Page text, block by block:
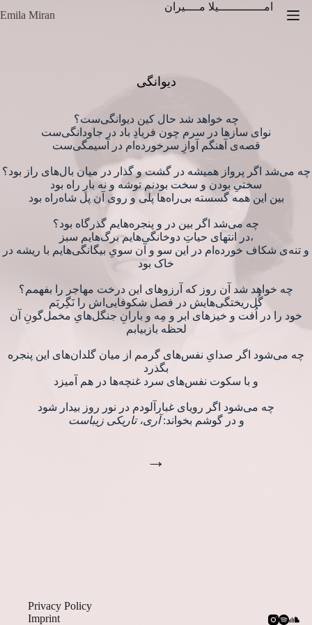
Inhalt
Emila Miran
امـــــــــــــیلا مــــیران
چه خواهد شد حال کین دیوانگی‌ست؟
نوای سازها در سرم چون فریادِ باد در جاودانگی‌ست
قصه‌ی آهنگم آوازِ سرخورده‌ام در آسیمگی‌ست
چه می‌شد اگر پرواز همیشه در گشت و گذار در میان بال‌های راز بود؟
سختیِ بودن و سخت بودنم توشه‌ و نه بارِ راه بود
بین این همه گسسته بی‌راه‌ها پلی و روی آن پل شاه‌راه بود
چه می‌شد اگر بین در و پنجره‌هایم گذرگاه بود؟
در انتهای حیاتِ دوخانگی‌هایم برگ‌هایم سبز،
و تنه‌ی شکاف خورده‌ام در این سو و آن سویِ بیگانگی‌هایم با ریشه در
خاک بود
چه خواهد شد آن روز که آرزوهای این درخت مهاجر را بفهمم؟
گُل‌ریختگی‌هایش در فصل شکوفایی‌اش را نَگِریَم
خود را در اُفت و خیزهای ابر و مِه و بارانِ جنگل‌هایِ مخمل‌گونِ آن
لحظه بازبیابم
چه می‌شود اگر صدایِ نفس‌های گرمم از میان گلدان‌های این پنجره
بگذرد
و با سکوت نفس‌های سرد غنچه‌ها در هم آمیزد
چه می‌شود اگر رویای غبارآلودم در نور روز بیدار شود
و در گوشم بخواند:آری، تاریکی زیباست
→
Privacy Policy
Imprint